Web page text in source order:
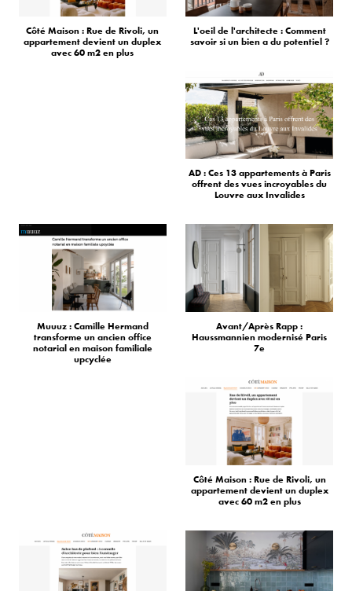
Côté Maison : Rue de Rivoli, un
appartement devient un duplex
avec 60 m2 en plus
L'oeil de l'architecte : Comment
savoir si un bien a du potentiel ?
AD : Ces 13 appartements à Paris
offrent des vues incroyables du
Louvre aux Invalides
Muuuz : Camille Hermand
transforme un ancien office
notarial en maison familiale
upcyclée
Avant/Après Rapp :
Haussmannien modernisé Paris
7e
Côté Maison : Rue de Rivoli, un
appartement devient un duplex
avec 60 m2 en plus